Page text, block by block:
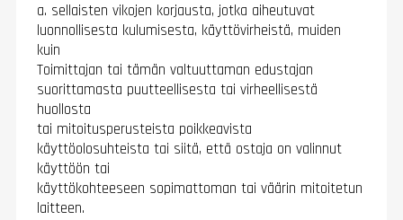
a. sellaisten vikojen korjausta, jotka aiheutuvat
luonnollisesta kulumisesta, käyttövirheistä, muiden
kuin
Toimittajan tai tämän valtuuttaman edustajan
suorittamasta puutteellisesta tai virheellisestä
huollosta
tai mitoitusperusteista poikkeavista
käyttöolosuhteista tai siitä, että ostaja on valinnut
käyttöön tai
käyttökohteeseen sopimattoman tai väärin mitoitetun
laitteen.